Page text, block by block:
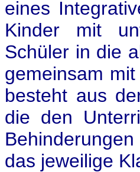
eines
Kinder mit
Schüler in die
gemeinsam
besteht aus
die den
das jeweilige